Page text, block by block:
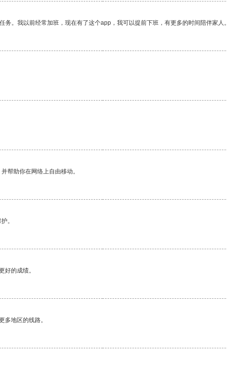
。我以前经常加班，现在有了这个app，我可以提前下班，有更多的时间陪伴家人。
帮助你在网络上自由移动。
。
好的成绩。
多地区的线路。